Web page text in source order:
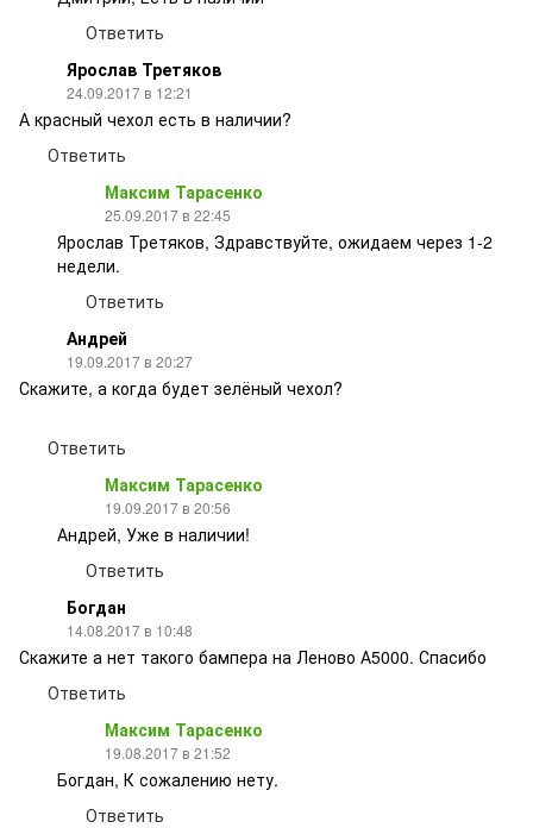
Ответить
Ярослав Третяков
24.09.2017 в 12:21
А красный чехол есть в наличии?
Ответить
Максим Тарасенко
25.09.2017 в 22:45
Ярослав Третяков, Здравствуйте, ожидаем через 1-2
недели.
Ответить
Андрей
19.09.2017 в 20:27
Скажите, а когда будет зелёный чехол?
Ответить
Максим Тарасенко
19.09.2017 в 20:56
Андрей, Уже в наличии!
Ответить
Богдан
14.08.2017 в 10:48
Скажите а нет такого бампера на Леново А5000. Спасибо
Ответить
Максим Тарасенко
19.08.2017 в 21:52
Богдан, К сожалению нету.
Ответить